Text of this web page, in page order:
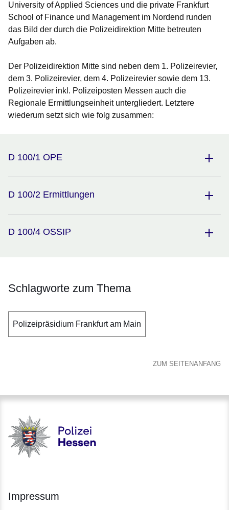
University of Applied Sciences und die private Frankfurt
School of Finance und Management im Nordend runden
das Bild der durch die Polizeidirektion Mitte betreuten
Aufgaben ab.
Der Polizeidirektion Mitte sind neben dem 1. Polizeirevier,
dem 3. Polizeirevier, dem 4. Polizeirevier sowie dem 13.
Polizeirevier inkl. Polizeiposten Messen auch die
Regionale Ermittlungseinheit untergliedert. Letztere
wiederum setzt sich wie folg zusammen:
D 100/1 OPE
D 100/2 Ermittlungen
D 100/4 OSSIP
Schlagworte zum Thema
Polizeipräsidium Frankfurt am Main
ZUM SEITENANFANG
Polizei - Polizei.hessen.de
Impressum